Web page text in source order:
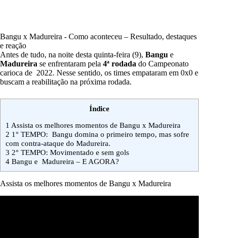
Bangu x Madureira - Como aconteceu – Resultado, destaques
e reação
Antes de tudo, na noite desta quinta-feira (9), Bangu e
Madureira se enfrentaram pela 4ª rodada do Campeonato
carioca de 2022. Nesse sentido, os times empataram em 0x0 e
buscam a reabilitação na próxima rodada.
Índice
1 Assista os melhores momentos de Bangu x Madureira
2 1° TEMPO: Bangu domina o primeiro tempo, mas sofre
com contra-ataque do Madureira.
3 2° TEMPO: Movimentado e sem gols
4 Bangu e Madureira – E AGORA?
Assista os melhores momentos de Bangu x Madureira